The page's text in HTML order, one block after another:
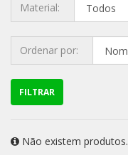
Material:
Ordenar por:
FILTRAR
Não existem produtos.